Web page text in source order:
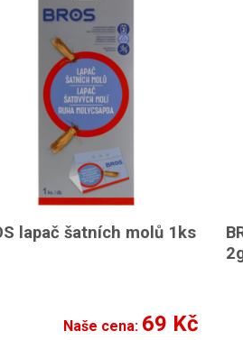
lapač šatních molů 1ks
Naše cena: 69 Kč